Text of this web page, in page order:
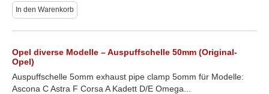
In den Warenkorb
Opel diverse Modelle – Auspuffschelle 50mm (Original-
Opel)
Auspuffschelle 5omm exhaust pipe clamp 5omm für Modelle:
Ascona C Astra F Corsa A Kadett D/E Omega...